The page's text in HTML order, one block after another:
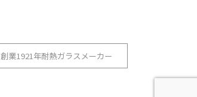
創業1921年耐熱ガラスメーカー